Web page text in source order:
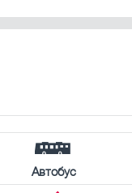
Автобус